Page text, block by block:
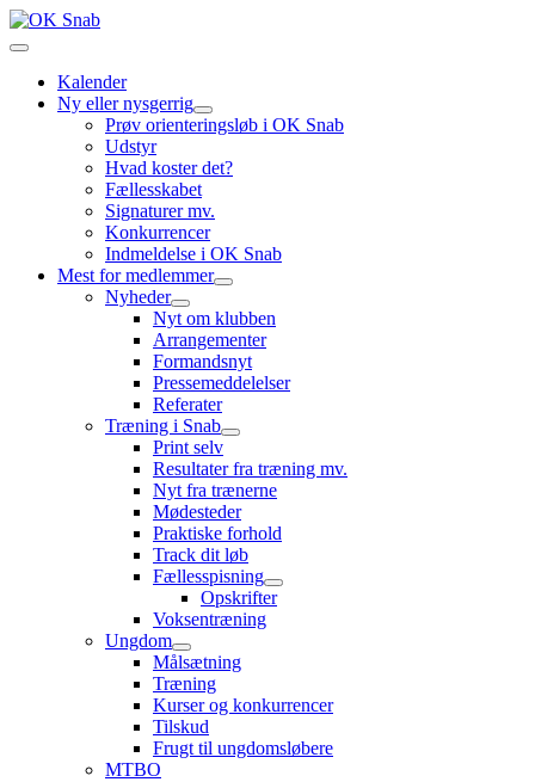
Kalender
Ny eller nysgerrig
Prøv orienteringsløb i OK Snab
Udstyr
Hvad koster det?
Fællesskabet
Signaturer mv.
Konkurrencer
Indmeldelse i OK Snab
Mest for medlemmer
Nyheder
Nyt om klubben
Arrangementer
Formandsnyt
Pressemeddelelser
Referater
Træning i Snab
Print selv
Resultater fra træning mv.
Nyt fra trænerne
Mødesteder
Praktiske forhold
Track dit løb
Fællesspisning
Opskrifter
Voksentræning
Ungdom
Målsætning
Træning
Kurser og konkurrencer
Tilskud
Frugt til ungdomsløbere
MTBO